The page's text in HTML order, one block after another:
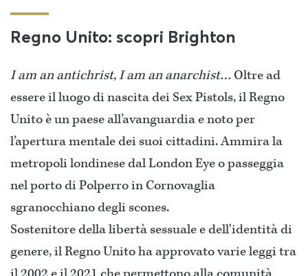
Regno Unito: scopri Brighton
I am an antichrist, I am an anarchist… Oltre ad
essere il luogo di nascita dei Sex Pistols, il Regno
Unito è un paese all’avanguardia e noto per
l’apertura mentale dei suoi cittadini. Ammira la
metropoli londinese dal London Eye o passeggia
nel porto di Polperro in Cornovaglia
sgranocchiano degli scones.
Sostenitore della libertà sessuale e dell'identità di
genere, il Regno Unito ha approvato varie leggi tra